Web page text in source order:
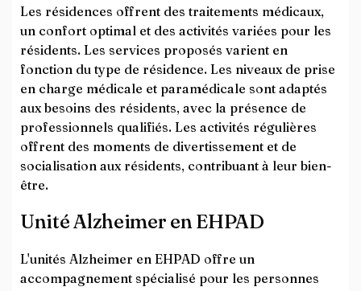
Les résidences offrent des traitements médicaux,
un confort optimal et des activités variées pour les
résidents. Les services proposés varient en
fonction du type de résidence. Les niveaux de prise
en charge médicale et paramédicale sont adaptés
aux besoins des résidents, avec la présence de
professionnels qualifiés. Les activités régulières
offrent des moments de divertissement et de
socialisation aux résidents, contribuant à leur bien-
être.
Unité Alzheimer en EHPAD
L'unités Alzheimer en EHPAD offre un
accompagnement spécialisé pour les personnes